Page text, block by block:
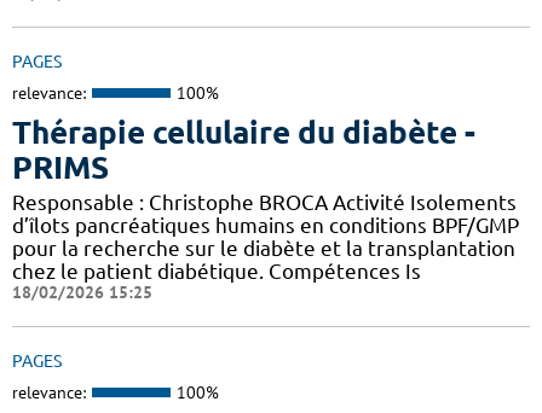
PAGES
relevance: 100%
Thérapie cellulaire du diabète -
PRIMS
Responsable : Christophe BROCA Activité Isolements
d’îlots pancréatiques humains en conditions BPF/GMP
pour la recherche sur le diabète et la transplantation
chez le patient diabétique. Compétences Is
18/02/2026 15:25
PAGES
relevance: 100%